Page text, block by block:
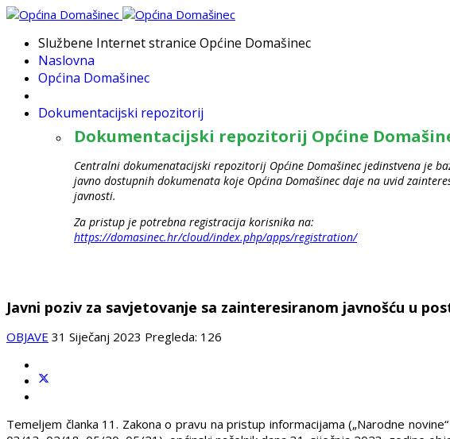
Službene Internet stranice Općine Domašinec
Naslovna
Općina Domašinec
Dokumentacijski repozitorij
Dokumentacijski repozitorij Općine
Centralni dokumenatacijski repozitorij Općine Domašinec jedinstvena je
javno dostupnih dokumenata koje Općina Domašinec daje na uvid
javnosti.
Za pristup je potrebna registracija korisnika na:
https://domasinec.hr/cloud/index.php/apps/registration/
Javni poziv za savjetovanje sa zainteresiranom javnošću u
OBJAVE 31 Siječanj 2023 Pregleda: 126
Temeljem članka 11. Zakona o pravu na pristup informacijama („Narodne